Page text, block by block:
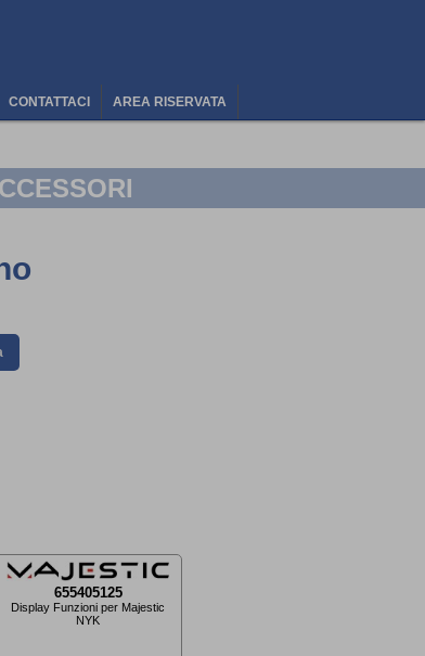
CONTATTACI AREA RISERVATA
655405125
Display Funzioni per Majestic
NYK